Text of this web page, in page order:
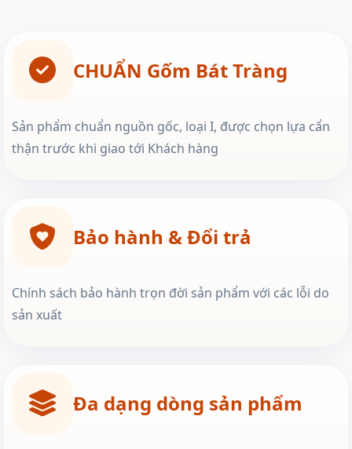
CHUẨN Gốm Bát Tràng
Sản phẩm chuẩn nguồn gốc, loại I, được chọn lựa cẩn
thận trước khi giao tới Khách hàng
Bảo hành & Đổi trả
Chính sách bảo hành trọn đời sản phẩm với các lỗi do
sản xuất
Đa dạng dòng sản phẩm